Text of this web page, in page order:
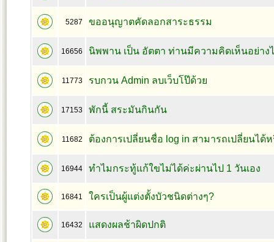
5287 ขออนุญาตคัดลอกสาระธรรม
16656 นิพพาน เป็น อัตตา ท่านมีความคิดเห็นอย่าง
11773 รบกวน Admin ลบเว็บโป๊ด้วย
17153 พักนี้ สระมันกินกัน
11682 ต้องการเปลี่ยนชื่อ log in สามารถเปลี่ยนได้
16944 ทำไมกระทู้แก้ใขไม่ได้ค่ะผ่านไป 1 วันเอง
16841 ใครเป็นผู้แต่งตั้งบัวชนิดต่างๆ?
16432 แสดงผลช้าผิดปกติ